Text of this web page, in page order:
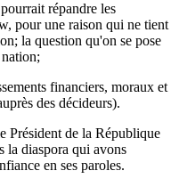
répandre les
pour une raison qui ne tient
la question qu'on se pose
financiers, moraux et
des décideurs).
Président de la République
la diaspora qui avons
en ses paroles.